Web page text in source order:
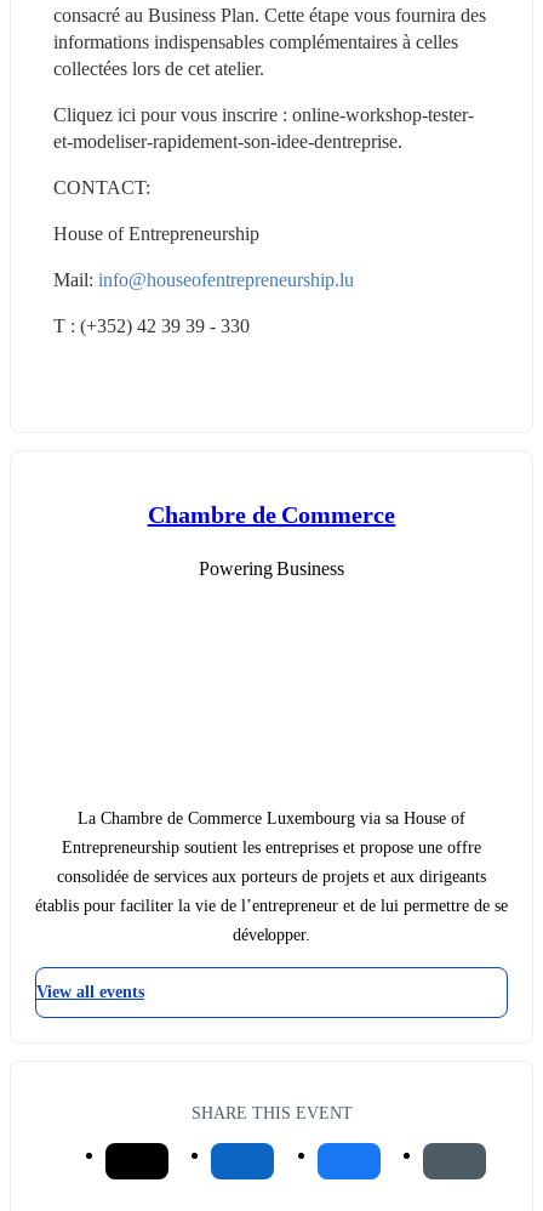
consacré au Business Plan. Cette étape vous fournira des
informations indispensables complémentaires à celles
collectées lors de cet atelier.
Cliquez ici pour vous inscrire : online-workshop-tester-
et-modeliser-rapidement-son-idee-dentreprise.
CONTACT:
House of Entrepreneurship
Mail: info@houseofentrepreneurship.lu
T : (+352) 42 39 39 - 330
Chambre de Commerce
Powering Business
La Chambre de Commerce Luxembourg via sa House of
Entrepreneurship soutient les entreprises et propose une offre
consolidée de services aux porteurs de projets et aux dirigeants
établis pour faciliter la vie de l’entrepreneur et de lui permettre de se
développer.
View all events
SHARE THIS EVENT